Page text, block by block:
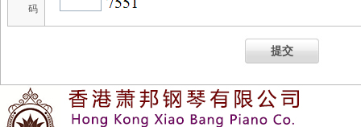
码
提交